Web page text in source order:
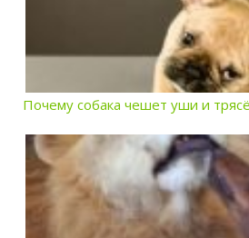
Почему собака чешет уши и